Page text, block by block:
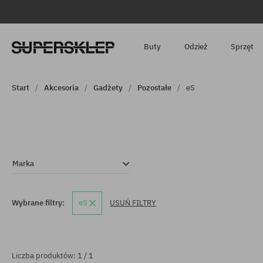
Buty Odzież Sprzęt
Start Akcesoria Gadżety Pozostałe eS
Marka
Wybrane filtry: eS USUŃ FILTRY
Liczba produktów: 1 / 1